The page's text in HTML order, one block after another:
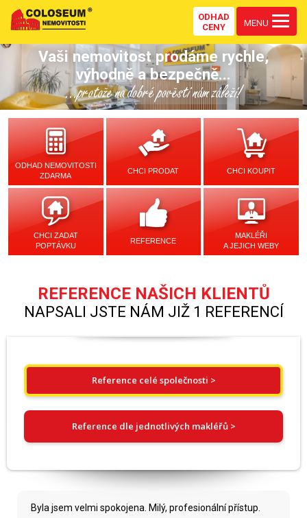
ODHAD
CENY
MENU
Vaši nemovitost prodáme rychle,
výhodně a bezpečně...
...protože na dobré pověsti nám záleží!
ODHAD NEMOVITOSTI
ZDARMA
CHCI PRODAT CHCI KOUPIT
CHCI ZADAT
POPTÁVKU
REFERENCE
MAKLÉŘI
A JEJICH WEBY
REFERENCE NAŠICH KLIENTŮ
NAPSALI JSTE NÁM JIŽ 1 REFERENCÍ
Reference celé společnosti >
Reference dle jednotlivých makléřů >
Byla jsem velmi spokojena. Milý, profesionální přístup.